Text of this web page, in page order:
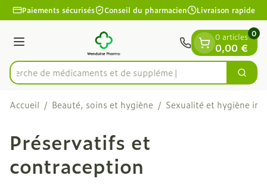
Aller au contenu
1 de 1
Paiements sécurisés Conseil du pharmacien Livraison rapide
Menu
Rechercher
Recherche de médica
0 articles
0,00 €
0
Accueil / Beauté, soins et hygiène / Sexualité et hygiène
Préservatifs et
contraception